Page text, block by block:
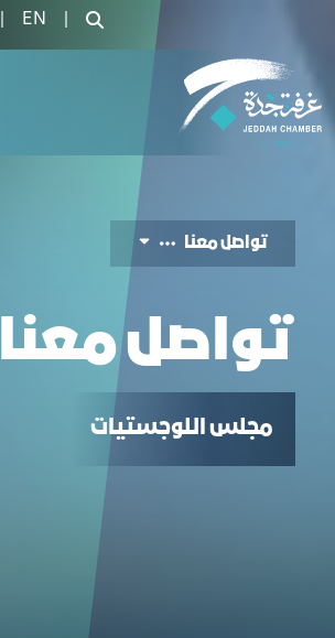
تواصل معنا - غرفة جدة EN
تواصل معنا
تواصل معنا
مجلس اللوجستيات